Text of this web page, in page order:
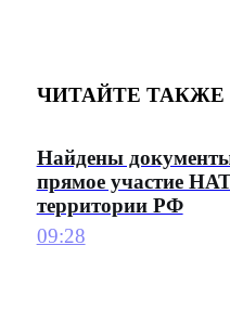
ЧИТАЙТЕ ТАКЖЕ
Найдены
прямое участие
территории РФ
09:28